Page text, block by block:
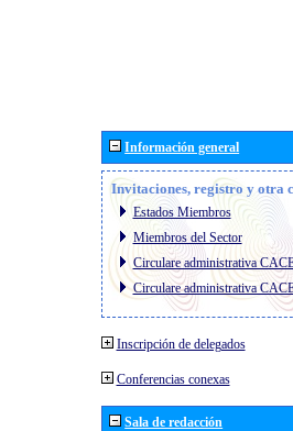
Información general
Invitaciones, registro y otra
Estados Miembros
Miembros del Sector
Circulare administrativa
Circulare administrativa
Inscripción de delegados
Conferencias conexas
Sala de redacción